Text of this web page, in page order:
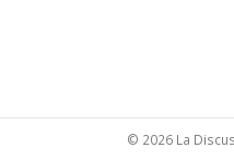
© 2026 La